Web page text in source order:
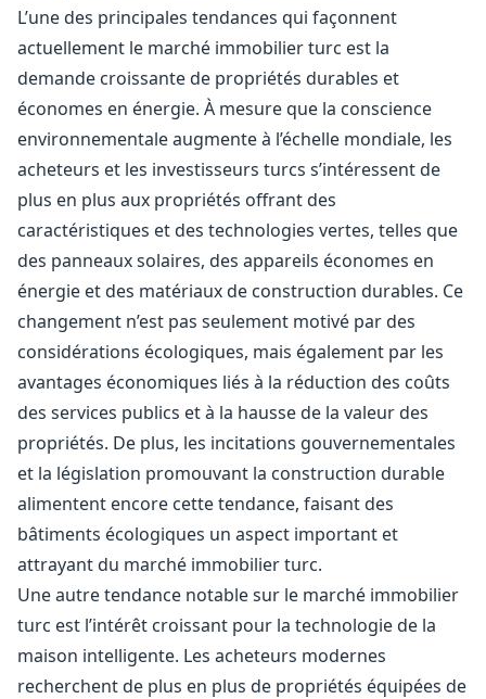
L’une des principales tendances qui façonnent
actuellement le marché immobilier turc est la
demande croissante de propriétés durables et
économes en énergie. À mesure que la conscience
environnementale augmente à l’échelle mondiale, les
acheteurs et les investisseurs turcs s’intéressent de
plus en plus aux propriétés offrant des
caractéristiques et des technologies vertes, telles que
des panneaux solaires, des appareils économes en
énergie et des matériaux de construction durables. Ce
changement n’est pas seulement motivé par des
considérations écologiques, mais également par les
avantages économiques liés à la réduction des coûts
des services publics et à la hausse de la valeur des
propriétés. De plus, les incitations gouvernementales
et la législation promouvant la construction durable
alimentent encore cette tendance, faisant des
bâtiments écologiques un aspect important et
attrayant du marché immobilier turc.
Une autre tendance notable sur le marché immobilier
turc est l’intérêt croissant pour la technologie de la
maison intelligente. Les acheteurs modernes
recherchent de plus en plus de propriétés équipées de